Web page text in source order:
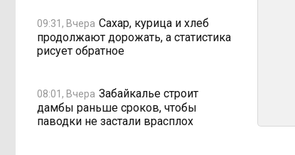
09:31, Вчера Сахар, курица и хлеб
продолжают дорожать, а статистика
рисует обратное
08:01, Вчера Забайкалье строит
дамбы раньше сроков, чтобы
паводки не застали врасплох